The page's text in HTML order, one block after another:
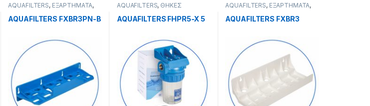
AQUAFILTERS, ΕΞΑΡΤΗΜΑΤΑ,
ΕΞΑΡΤΗΜΑΤΑ ΣΤΗΡΙΞΗΣ
AQUAFILTERS FXBR3PN-B
AQUAFILTERS, ΘΗΚΕΣ
AQUAFILTERS FHPR5-X 5
AQUAFILTERS, ΕΞΑΡΤΗΜΑΤΑ,
ΕΞΑΡΤΗΜΑΤΑ ΣΤΗΡΙΞΗΣ
AQUAFILTERS FXBR3